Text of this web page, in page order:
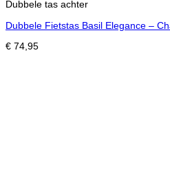
Dubbele tas achter
Dubbele Fietstas Basil Elegance –
€ 74,95